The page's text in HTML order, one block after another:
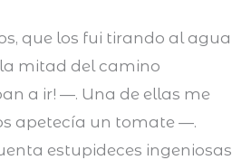
que los fui tirando al agua
la mitad del camino
a ir! —. Una de ellas me
apetecía un tomate —.
estupideces ingeniosas